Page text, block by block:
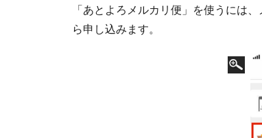
「あとよろメルカリ便」を使うには
ら申し込みます。